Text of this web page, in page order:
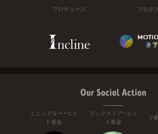
プロデュース プロダ
Our Social Action
ミニシアター・エイ
ド基金
ブックストア・エイ
ド基金
小